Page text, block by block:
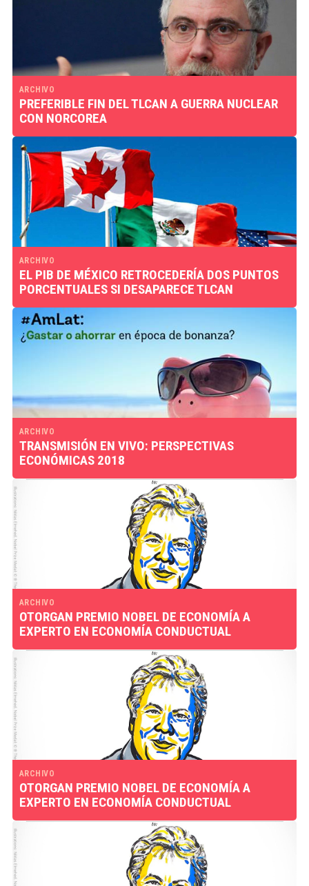
ARCHIVO
PREFERIBLE FIN DEL TLCAN A GUERRA NUCLEAR
CON NORCOREA
ARCHIVO
EL PIB DE MÉXICO RETROCEDERÍA DOS PUNTOS
PORCENTUALES SI DESAPARECE TLCAN
ARCHIVO
TRANSMISIÓN EN VIVO: PERSPECTIVAS
ECONÓMICAS 2018
ARCHIVO
OTORGAN PREMIO NOBEL DE ECONOMÍA A
EXPERTO EN ECONOMÍA CONDUCTUAL
ARCHIVO
OTORGAN PREMIO NOBEL DE ECONOMÍA A
EXPERTO EN ECONOMÍA CONDUCTUAL